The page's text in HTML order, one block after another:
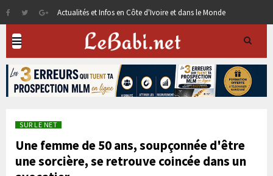
Actualités et Infos en Côte d'Ivoire et dans le Monde
SUR LE NET
Une femme de 50 ans, soupçonnée d'être
une sorcière, se retrouve coincée dans un